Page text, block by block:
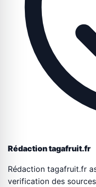
Rédaction tagafruit.fr
Rédaction tagafruit.fr
verification des